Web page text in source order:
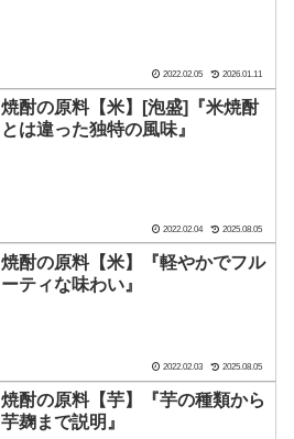
2022.02.05 2026.01.11
焼酎の原料【米】[泡盛]『米焼酎
とは違った独特の風味』
2022.02.04 2025.08.05
焼酎の原料【米】『軽やかでフル
ーティな味わい』
2022.02.03 2025.08.05
焼酎の原料【芋】『芋の種類から
芋麹まで説明』